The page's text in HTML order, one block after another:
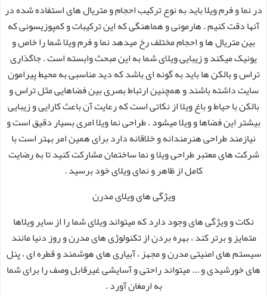
در نما و فرم ویلا باید به نوع ترکیب احجام و متریال های استفاده شده در
آنها دقت کنیم . هارمونی و هماهنگی که این ترکیبات و کمپوزیسونی که
بین متریال ها و احجام مختلف رخ میدهد نما و فرم ویلا شما را خاص و
یونیک میکند و زیبایی ویلای شما به این مبحث وابسته است . جاگذاری
تراس و بالکن ها باید به گونه ای باشد که دید مناسبی به محیط پیرامون
سایت داشته باشند و همچنین ارتباط بصری بین فضاهایی مثل تراس و
بالکن با حیاط و باغ ویلا از نکاتی است که رعایت آن باعث کارایی و زیبایی
بیشتر این فضاها و ویلا میشود . طراحی نما ویلا امری بسیار دقیق است و
نیازمند طراحی هنرمندانه و خلاقانه دارد برای همین امر بهتر است با
شرکت های معتبر طراحی ویلا و نما ساختمان مشارکت کنید تا به رضایت
کامل از ظاهر و نمای ویلای خود برسید .
ویژگی های ویلای مدرن
نکات و ویژگی های وجود دارد که میتواند ویلای شما را از سایر ویلاها
متمایز و برتر کند ، بهره بردن از تکنولوژی های مدرن و روز دنیا مانند
سیستم های امنیتی مدرن و مجهز ، آبیاری های هوشمند و قطره ای ، پنل
های خورشیدی و ... میتواند راحتی و آسایشی غیرقابل وصف را برای شما
به ارمغان آورد .